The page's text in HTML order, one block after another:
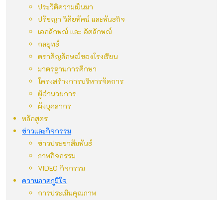
ประวัติความเป็นมา
ปรัชญา วิสัยทัศน์ และพันธกิจ
เอกลักษณ์ และ อัตลักษณ์
กลยุทธ์
ตราสัญลักษณ์ของโรงเรียน
มาตรฐานการศึกษา
โครงสร้างการบริหารจัดการ
ผู้อำนวยการ
ผังบุคลากร
หลักสูตร
ข่าวและกิจกรรม
ข่าวประชาสัมพันธ์
ภาพกิจกรรม
VIDEO กิจกรรม
ความภาคภูมิใจ
การประเมินคุณภาพ